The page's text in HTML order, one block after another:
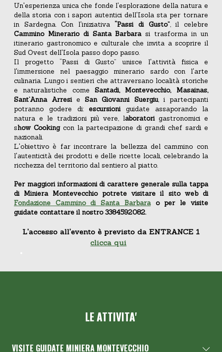
Un'esperienza unica che fonde l'esplorazione della natura e
della storia con i sapori autentici dell'Isola sta per tornare
in Sardegna. Con l'iniziativa “Passi di Gusto”, il celebre
Cammino Minerario di Santa Barbarasi trasforma in un
itinerario gastronomico e culturale che invita a scoprire il
Sud Ovest dell'Isola passo dopo passo.
Il progetto “Passi di Gusto” unisce l'attività fisica e
l'immersione nel paesaggio minerario sardo con l'arte
culinaria. Lungo i sentieri che attraversano località storiche
e naturalistiche comeSantadi, Montevecchio, Masainas,
Sant’Anna ArresieSan Giovanni Suergiu, i partecipanti
potranno godere di: escursioniguidate assaporando la
natura e le tradizioni più vere, laboratorigastronomici e
show Cookingcon la partecipazione di grandi chef sardi e
nazionali.
L'obiettivo è far incontrare la bellezza del cammino con
l'autenticità dei prodotti e delle ricette locali, celebrando la
ricchezza del territorio dal sentiero al piatto.
Per maggiori informazioni di carattere generale sulla tappa
di Miniera Montevecchio potrete visitare il sito web di
Fondazione Cammino di Santa Barbarao per le visite
guidate contattare il nostro 3384592082.
L'accesso all'evento è previsto da ENTRANCE 1
clicca qui
LE ATTIVITA'
VISITE GUIDATE MINIERA MONTEVECCHIO